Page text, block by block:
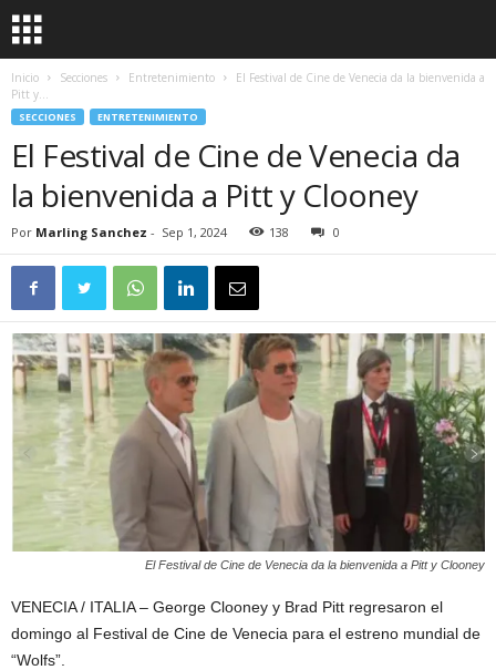
Inicio Secciones Entretenimiento
El Festival de Cine de Venecia da la bienvenida a
Pitt y...
SECCIONES ENTRETENIMIENTO
El Festival de Cine de Venecia da
la bienvenida a Pitt y Clooney
Por Marling Sanchez - Sep 1, 2024 138 0
El Festival de Cine de Venecia da la bienvenida a Pitt y Clooney
VENECIA / ITALIA – George Clooney y Brad Pitt regresaron el
domingo al Festival de Cine de Venecia para el estreno mundial de
“Wolfs”.